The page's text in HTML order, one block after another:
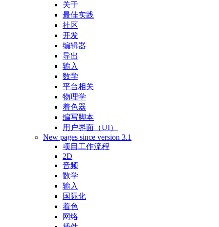
关于
最佳实践
社区
开发
编辑器
导出
输入
数学
平台相关
物理学
着色器
编写脚本
用户界面（UI）
New pages since version 3.1
项目工作流程
2D
音频
数学
输入
国际化
着色
网络